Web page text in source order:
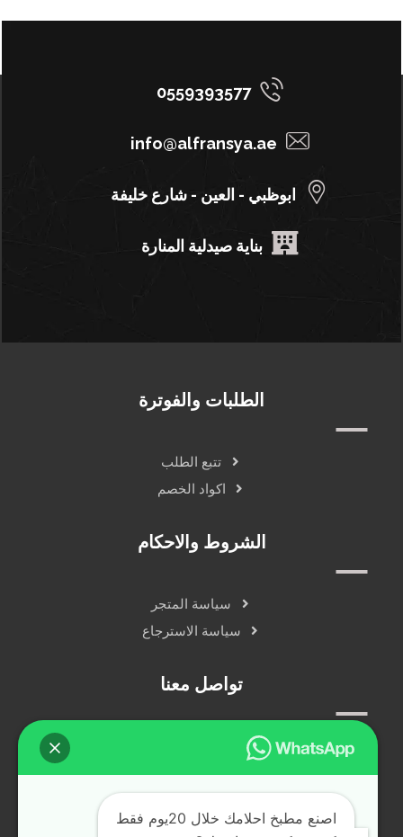
0559393577
info@alfransya.ae
ابوظبي - العين - شارع خليفة
بناية صيدلية المنارة
الطلبات والفوترة
تتبع الطلب
اكواد الخصم
الشروط والاحكام
سياسة المتجر
سياسة الاسترجاع
تواصل معنا
دردشة مباشرة
اصنع مطبخ احلامك خلال 20يوم فقط